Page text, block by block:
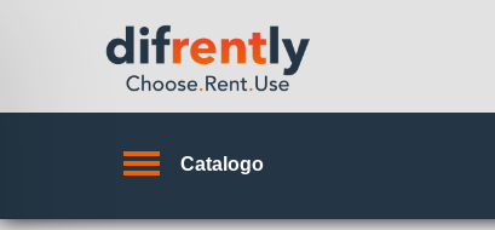
Catalogo